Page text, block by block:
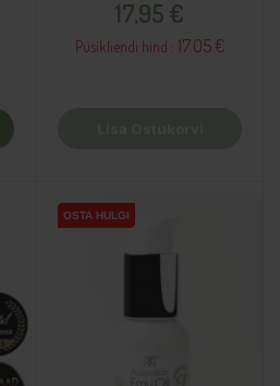
17,95 €
Püsikliendi hind : 17.05 €
OSTA HULGI
OSTA HULGI
OSTA HULGI